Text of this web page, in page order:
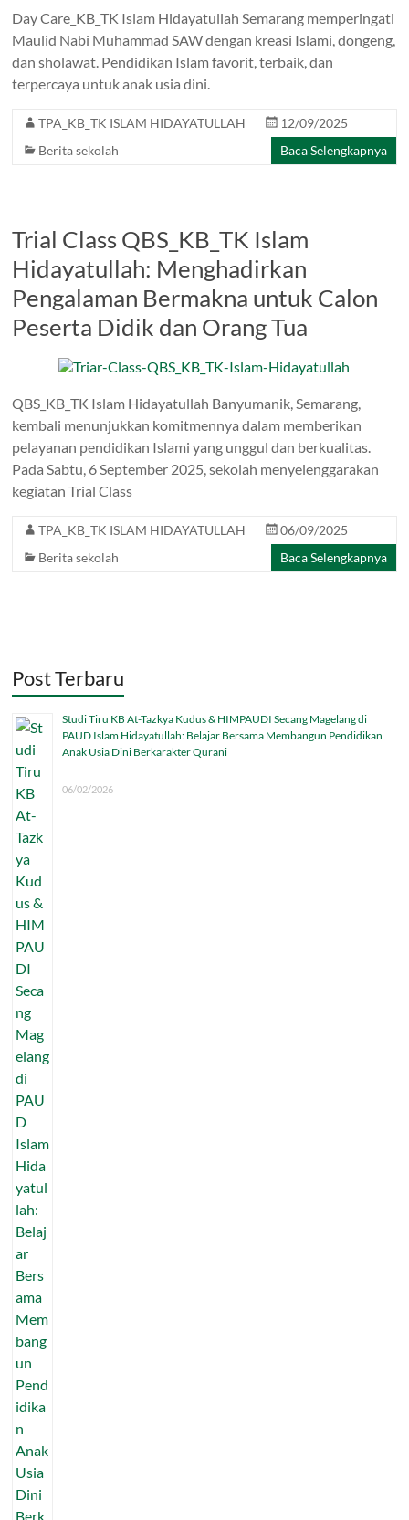
Day Care_KB_TK Islam Hidayatullah Semarang memperingati
Maulid Nabi Muhammad SAW dengan kreasi Islami, dongeng,
dan sholawat. Pendidikan Islam favorit, terbaik, dan
terpercaya untuk anak usia dini.
TPA_KB_TK ISLAM HIDAYATULLAH
12/09/2025
Berita sekolah
Baca Selengkapnya
Trial Class QBS_KB_TK Islam
Hidayatullah: Menghadirkan
Pengalaman Bermakna untuk Calon
Peserta Didik dan Orang Tua
QBS_KB_TK Islam Hidayatullah Banyumanik, Semarang,
kembali menunjukkan komitmennya dalam memberikan
pelayanan pendidikan Islami yang unggul dan berkualitas.
Pada Sabtu, 6 September 2025, sekolah menyelenggarakan
kegiatan Trial Class
TPA_KB_TK ISLAM HIDAYATULLAH
06/09/2025
Berita sekolah
Baca Selengkapnya
Post Terbaru
Studi Tiru KB At-Tazkya Kudus & HIMPAUDI Secang Magelang di
PAUD Islam Hidayatullah: Belajar Bersama Membangun Pendidikan
Anak Usia Dini Berkarakter Qurani
06/02/2026